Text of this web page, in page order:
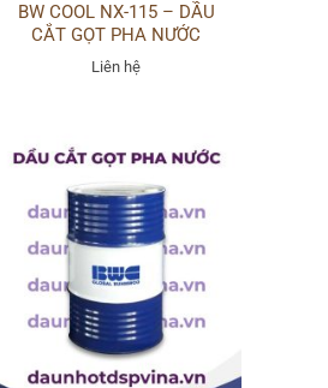
BW COOL NX-115 – DẦU
CẮT GỌT PHA NƯỚC
Liên hệ